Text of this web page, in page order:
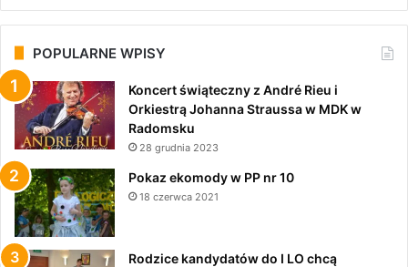
POPULARNE WPISY
Koncert świąteczny z André Rieu i
Orkiestrą Johanna Straussa w MDK w
Radomsku
28 grudnia 2023
Pokaz ekomody w PP nr 10
18 czerwca 2021
Rodzice kandydatów do I LO chcą